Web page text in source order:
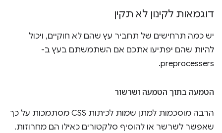
דוגמאות לקינון לא תקין
יש כמה תרחישים של תחביר עץ שהם לא חוקיים, ויכול
להיות שהם יפתיעו אתכם אם השתמשתם בעץ ב-
preprocessers.
הטמעה בתוך הטמעה ושרשור
הרבה מוסכמות למתן שמות לכיתות CSS מסתמכות על כך
שאפשר לשרשר או להוסיף סלקטורים כאילו הם מחרוזות.